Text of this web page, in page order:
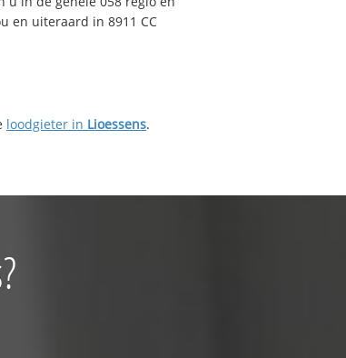
en uiteraard in 8911 CC
loodgieter in Lioessens.